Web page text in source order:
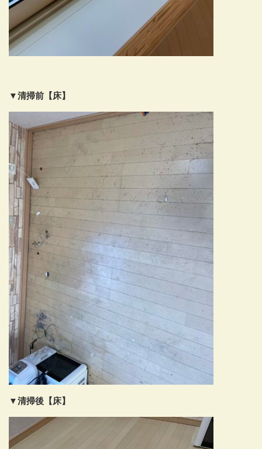
▼清掃前【床】
▼清掃後【床】